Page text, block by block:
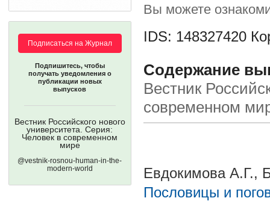
Подписаться на Журнал
Подпишитесь, чтобы
получать уведомления о
публикации новых
выпусков
Вестник Российского нового
университета. Серия:
Человек в современном
мире
@vestnik-rosnou-human-in-the-
modern-world
Вы можете
IDS: 148327420
Содержание
Вестник
современном
Евдокимова А.Г.,
Пословицы и